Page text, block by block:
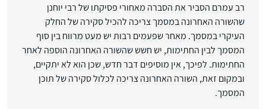
רב עמרם הסביר את הסברה מאחורי פסיקתו של רבי יוחנן
שהשורה האחרונה במסמך צריכה להכיל סקירה של החלק
העיקרי במסמך. מאחר שפעמים רבות יש מעט מרווח בין סוף
המסמך לבין החתימות, יש חשש שהשורה האחרונה הוספה לאחר
החתימות. לפיכך, אין מוסיפים דבר חדש, שכן הוא לא יתקיים,
ובמקום זאת, השורה האחרונה צריכה לכלול סקירה של תוכן
המסמך.